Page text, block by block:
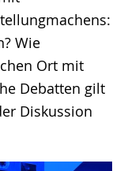
Wie
Ort mit
Debatten gilt
Diskussion